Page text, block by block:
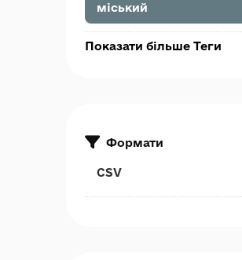
міський
Показати більше Теги
Формати
CSV